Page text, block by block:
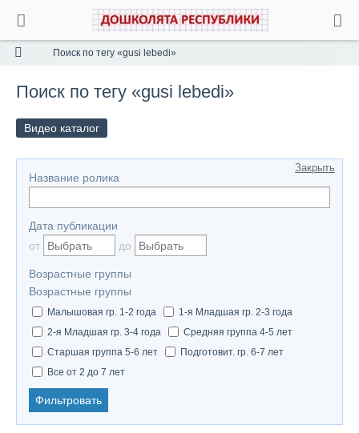
Поиск по тегу «gusi lebedi»
Поиск по тегу «gusi lebedi»
Видео каталог
Закрыть
Название ролика
Дата публикации
от
до
Возрастные группы
Возрастные группы
Малышовая гр. 1-2 года
1-я Младшая гр. 2-3 года
2-я Младшая гр. 3-4 года
Средняя группа 4-5 лет
Старшая группа 5-6 лет
Подготовит. гр. 6-7 лет
Все от 2 до 7 лет
Фильтровать